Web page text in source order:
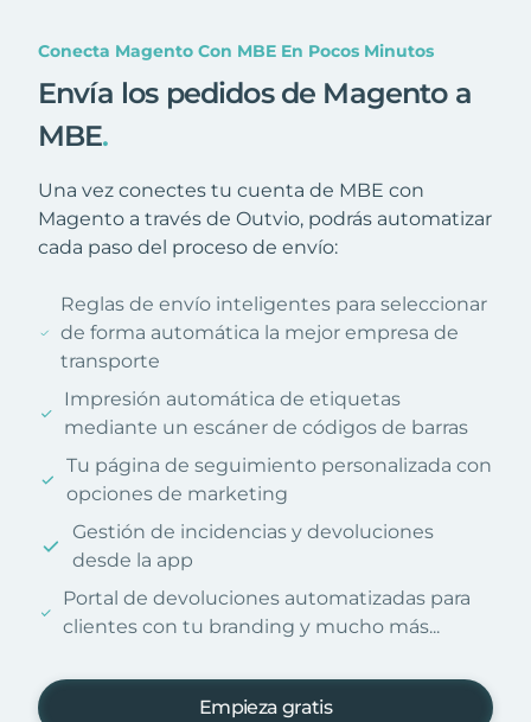
Conecta Magento Con MBE En Pocos Minutos
Envía los pedidos de Magento a
MBE.
Una vez conectes tu cuenta de MBE con
Magento a través de Outvio, podrás automatizar
cada paso del proceso de envío:
Reglas de envío inteligentes para seleccionar
de forma automática la mejor empresa de
transporte
Impresión automática de etiquetas
mediante un escáner de códigos de barras
Tu página de seguimiento personalizada con
opciones de marketing
Gestión de incidencias y devoluciones
desde la app
Portal de devoluciones automatizadas para
clientes con tu branding y mucho más...
Empieza gratis